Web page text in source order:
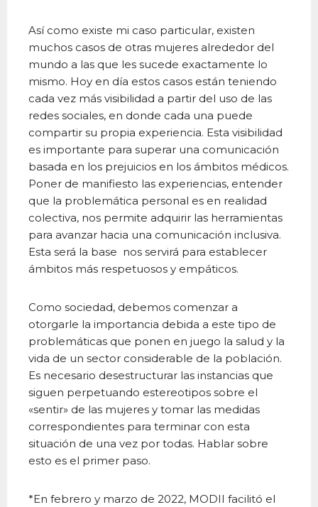
Así como existe mi caso particular, existen
muchos casos de otras mujeres alrededor del
mundo a las que les sucede exactamente lo
mismo. Hoy en día estos casos están teniendo
cada vez más visibilidad a partir del uso de las
redes sociales, en donde cada una puede
compartir su propia experiencia. Esta visibilidad
es importante para superar una comunicación
basada en los prejuicios en los ámbitos médicos.
Poner de manifiesto las experiencias, entender
que la problemática personal es en realidad
colectiva, nos permite adquirir las herramientas
para avanzar hacia una comunicación inclusiva.
Esta será la base nos servirá para establecer
ámbitos más respetuosos y empáticos.
Como sociedad, debemos comenzar a
otorgarle la importancia debida a este tipo de
problemáticas que ponen en juego la salud y la
vida de un sector considerable de la población.
Es necesario desestructurar las instancias que
siguen perpetuando estereotipos sobre el
«sentir» de las mujeres y tomar las medidas
correspondientes para terminar con esta
situación de una vez por todas. Hablar sobre
esto es el primer paso.
*En febrero y marzo de 2022, MODII facilitó el